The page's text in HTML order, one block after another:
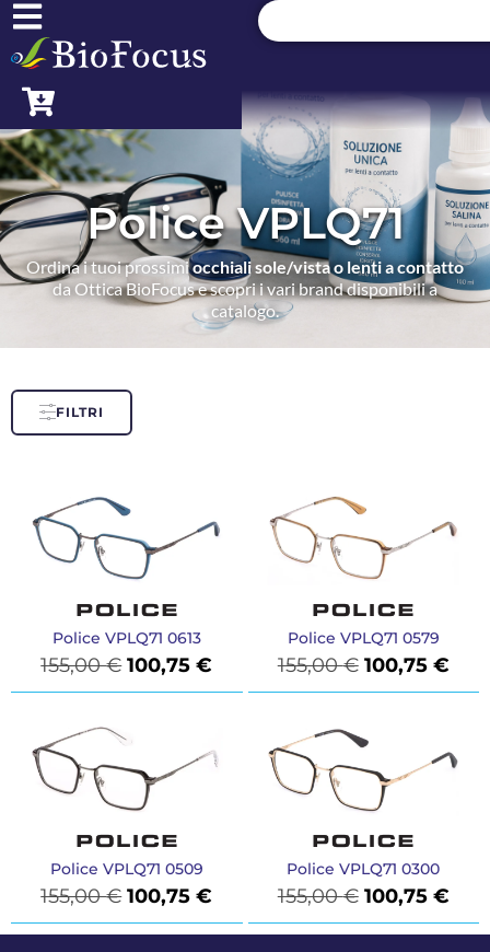
Police VPLQ71
Ordina i tuoi prossimiocchiali sole/vista o lenti a contatto
da Ottica BioFocus e scopri i vari brand disponibili a
catalogo.
FILTRI
Police VPLQ71 0613
155,00€ 100,75€
Police VPLQ71 0579
155,00€ 100,75 €
Police VPLQ71 0509
155,00€ 100,75€
Police VPLQ71 0300
155,00€ 100,75 €